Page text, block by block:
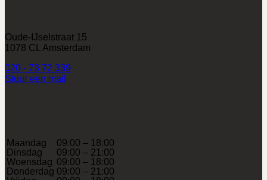
Oude-IJselstraat 15
1078 CL Amsterdam
020 - 73 72 339
Stuur een mail
Maandag
09:00 – 18:00
Dinsdag
09:00 – 21:00
Woensdag 09:00 – 18:00
Donderdag 09:00 – 21:00